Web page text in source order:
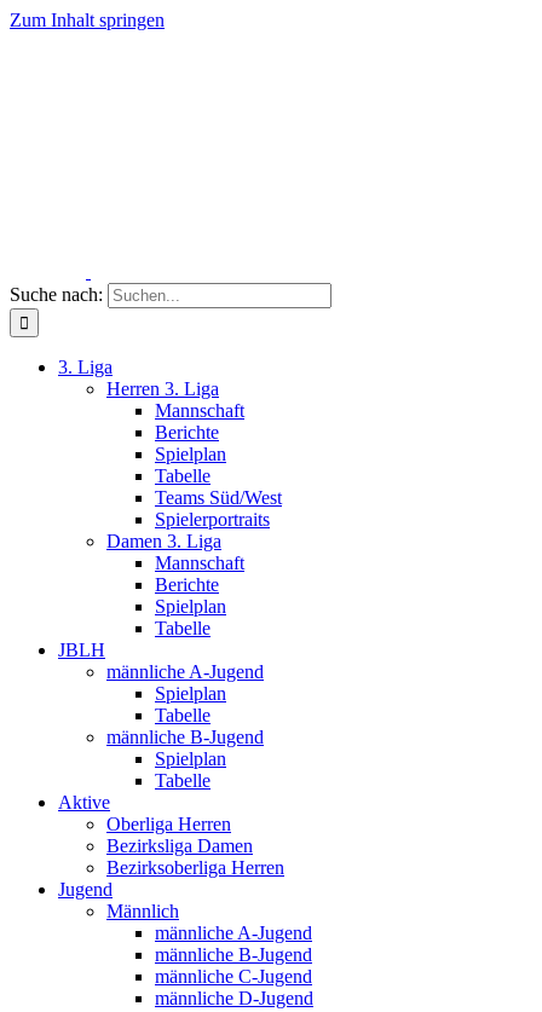
Zum Inhalt springen
Suche nach:
3. Liga
Herren 3. Liga
Mannschaft
Berichte
Spielplan
Tabelle
Teams Süd/West
Spielerportraits
Damen 3. Liga
Mannschaft
Berichte
Spielplan
Tabelle
JBLH
männliche A-Jugend
Spielplan
Tabelle
männliche B-Jugend
Spielplan
Tabelle
Aktive
Oberliga Herren
Bezirksliga Damen
Bezirksoberliga Herren
Jugend
Männlich
männliche A-Jugend
männliche B-Jugend
männliche C-Jugend
männliche D-Jugend